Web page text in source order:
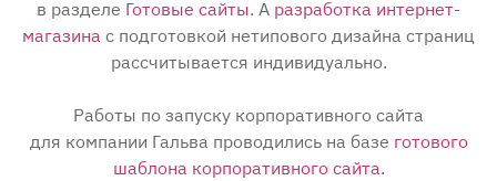
в разделе Готовые сайты. А разработка интернет-
магазина с подготовкой нетипового дизайна страниц
рассчитывается индивидуально.
Работы по запуску корпоративного сайта
для компании Гальва проводились на базе готового
шаблона корпоративного сайта.